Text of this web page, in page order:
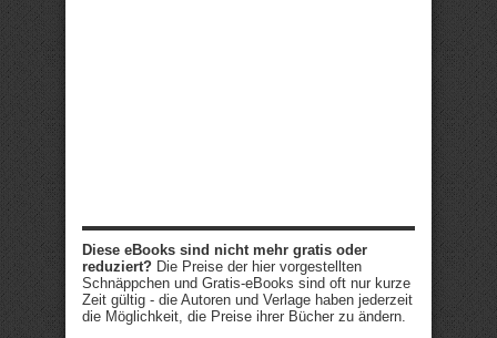
Diese eBooks sind nicht mehr gratis oder
reduziert? Die Preise der hier vorgestellten
Schnäppchen und Gratis-eBooks sind oft nur kurze
Zeit gültig - die Autoren und Verlage haben jederzeit
die Möglichkeit, die Preise ihrer Bücher zu ändern.